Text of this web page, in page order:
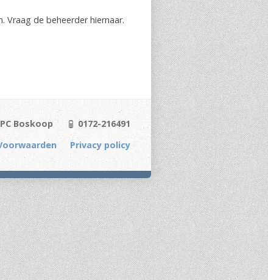
Vraag de beheerder hiernaar.
Boskoop
0172-216491
Privacy policy